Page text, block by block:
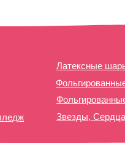
Латексные
Звезды,